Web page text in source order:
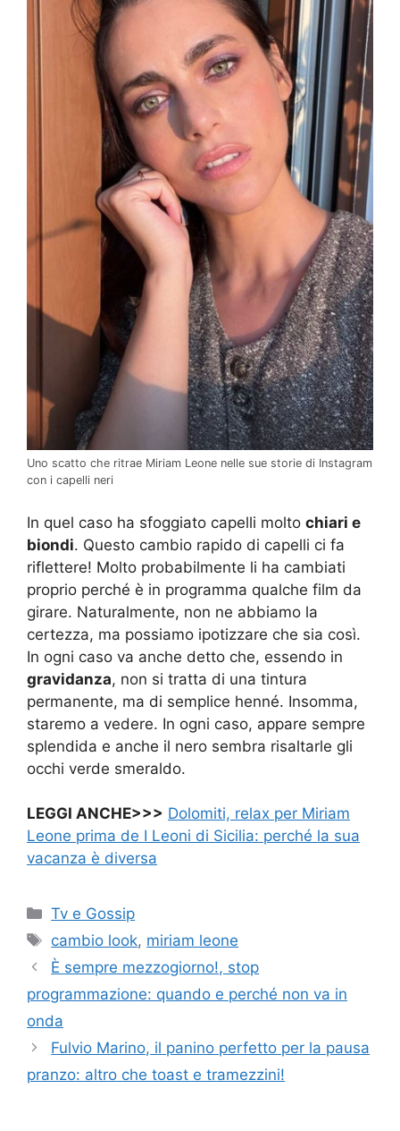
Uno scatto che ritrae Miriam Leone nelle sue storie di Instagram
con i capelli neri
In quel caso ha sfoggiato capelli molto chiari e
biondi. Questo cambio rapido di capelli ci fa
riflettere! Molto probabilmente li ha cambiati
proprio perché è in programma qualche film da
girare. Naturalmente, non ne abbiamo la
certezza, ma possiamo ipotizzare che sia così.
In ogni caso va anche detto che, essendo in
gravidanza, non si tratta di una tintura
permanente, ma di semplice henné. Insomma,
staremo a vedere. In ogni caso, appare sempre
splendida e anche il nero sembra risaltarle gli
occhi verde smeraldo.
LEGGI ANCHE>>> Dolomiti, relax per Miriam
Leone prima de I Leoni di Sicilia: perché la sua
vacanza è diversa
Categorie
Tv e Gossip
Tag
cambio look, miriam leone
È sempre mezzogiorno!, stop
programmazione: quando e perché non va in
onda
Fulvio Marino, il panino perfetto per la pausa
pranzo: altro che toast e tramezzini!